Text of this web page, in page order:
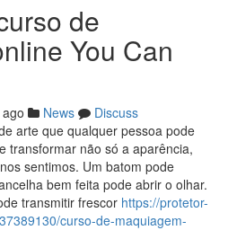
de
You Can
News
Discuss
arte que qualquer pessoa pode
transformar não só a aparência,
sentimos. Um batom pode
bem feita pode abrir o olhar.
transmitir frescor https://protetor-
curso-de-maquiagem-